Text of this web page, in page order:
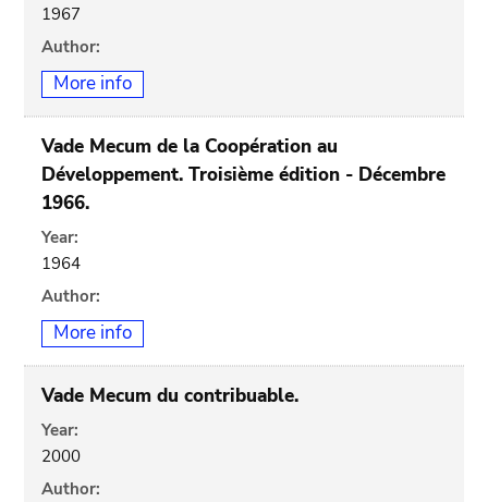
1967
Author:
More info
Vade Mecum de la Coopération au
Développement. Troisième édition - Décembre
1966.
Year:
1964
Author:
More info
Vade Mecum du contribuable.
Year:
2000
Author: